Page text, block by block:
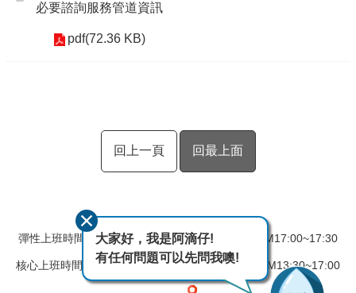
必要諮詢服務管道資訊
pdf(72.36 KB)
回上一頁 回最上面
彈性上班時間：AM08:00~08:30 彈性下班時間：PM17:00~17:30
核心上班時間：星期一 ~ 星期五 AM08:30~12:30 PM13:30~17:00
大家好，我是阿滴仔!
有任何問題可以先問我噢!